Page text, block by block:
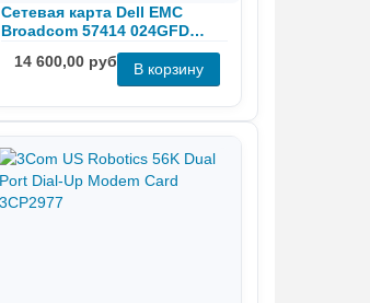
Сетевая карта Dell EMC
Broadcom 57414 024GFD
24GFD BCM957414A4141
14 600,00 руб